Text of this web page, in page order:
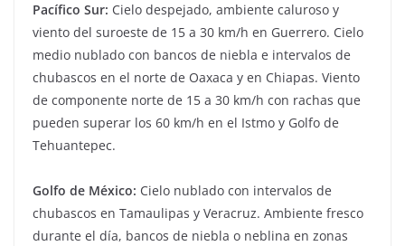
Pacífico Sur: Cielo despejado, ambiente caluroso y
viento del suroeste de 15 a 30 km/h en Guerrero. Cielo
medio nublado con bancos de niebla e intervalos de
chubascos en el norte de Oaxaca y en Chiapas. Viento
de componente norte de 15 a 30 km/h con rachas que
pueden superar los 60 km/h en el Istmo y Golfo de
Tehuantepec.
Golfo de México: Cielo nublado con intervalos de
chubascos en Tamaulipas y Veracruz. Ambiente fresco
durante el día, bancos de niebla o neblina en zonas